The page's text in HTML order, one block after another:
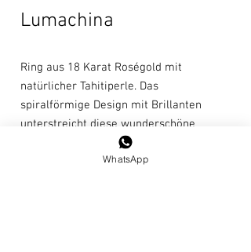
Lumachina
Ring aus 18 Karat Roségold mit
natürlicher Tahitiperle. Das
spiralförmige Design mit Brillanten
unterstreicht diese wunderschöne
natürliche grau / silberne Perle.
WhatsApp